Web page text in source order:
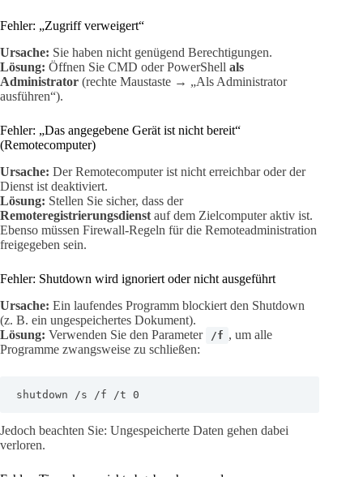
Fehler: „Zugriff verweigert“
Ursache: Sie haben nicht genügend Berechtigungen.
Lösung: Öffnen Sie CMD oder PowerShell als
Administrator (rechte Maustaste → „Als Administrator
ausführen“).
Fehler: „Das angegebene Gerät ist nicht bereit“
(Remotecomputer)
Ursache: Der Remotecomputer ist nicht erreichbar oder der
Dienst ist deaktiviert.
Lösung: Stellen Sie sicher, dass der
Remoteregistrierungsdienst auf dem Zielcomputer aktiv ist.
Ebenso müssen Firewall-Regeln für die Remoteadministration
freigegeben sein.
Fehler: Shutdown wird ignoriert oder nicht ausgeführt
Ursache: Ein laufendes Programm blockiert den Shutdown
(z. B. ein ungespeichertes Dokument).
Lösung: Verwenden Sie den Parameter /f , um alle
Programme zwangsweise zu schließen:
shutdown /s /f /t 0
Jedoch beachten Sie: Ungespeicherte Daten gehen dabei
verloren.